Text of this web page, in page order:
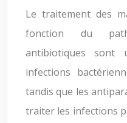
Le traitement des
fonction du
antibiotiques sont
infections
tandis que les
traiter les infections